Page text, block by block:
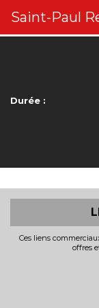
Saint-Paul
Durée :
Ces liens
offres